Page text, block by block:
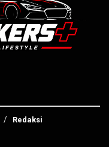
Redaksi